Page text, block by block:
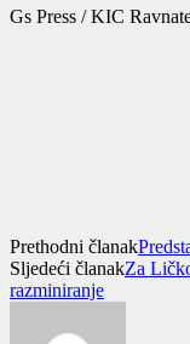
Gs Press / KIC
Prethodni članak
Sljedeći članakZa
razminiranje